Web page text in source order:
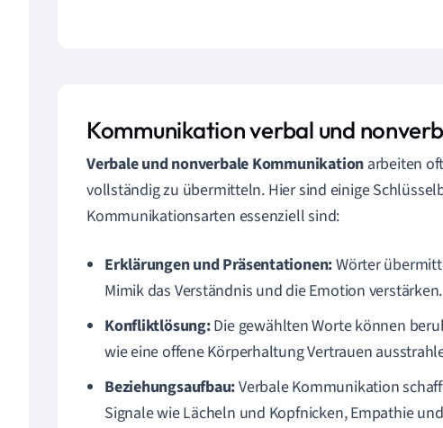
Kommunikation verbal und
Verbale und nonverbale Kommunikation arbeiten
vollständig zu übermitteln. Hier sind einige
Kommunikationsarten essenziell sind:
Erklärungen und Präsentationen:Wörter
Mimik das Verständnis und die Emotion verstärken.
Konfliktlösung:Die gewählten Worte können
wie eine offene Körperhaltung Vertrauen
Beziehungsaufbau:Verbale Kommunikation
Signale wie Lächeln und Kopfnicken, Empathie